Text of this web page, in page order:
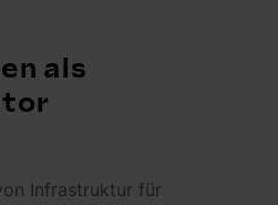
als
Infrastruktur für